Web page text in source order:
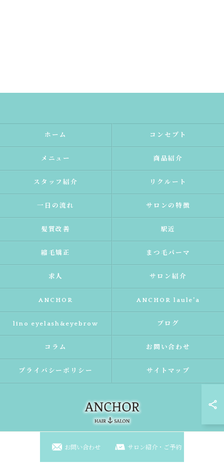
お問い合わせ サロン紹介・ご予約
ホーム コンセプト
メニュー 商品紹介
スタッフ紹介 リクルート
一日の流れ サロンの特徴
髪質改善 駅近
縮毛矯正 まつ毛パーマ
求人 サロン紹介
ANCHOR ANCHOR laule'a
lino eyelash&eyebrow ブログ
コラム お問い合わせ
プライバシーポリシー サイトマップ
© 2026 大阪府東淀川区の美容室ならANCHOR laule'a ALL RIGHTS RESERVED.